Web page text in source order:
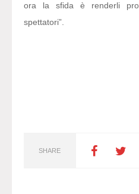
ora la sfida è renderli
spettatori”.
SHARE